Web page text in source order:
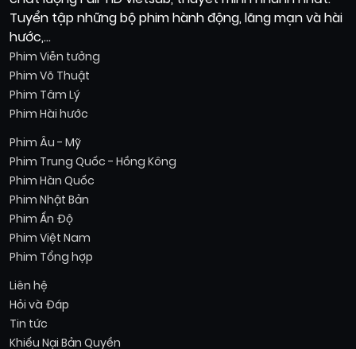
Tuyển tập những bộ phim hành động, lãng mạn và hài
hước,...
Phim Viễn tưởng
Phim Võ Thuật
Phim Tâm Lý
Phim Hài hước
Phim Âu - Mỹ
Phim Trung Quốc - Hồng Kông
Phim Hàn Quốc
Phim Nhật Bản
Phim Ấn Độ
Phim Việt Nam
Phim Tổng hợp
Liên hệ
Hỏi và Đáp
Tin tức
Khiếu Nại Bản Quyền